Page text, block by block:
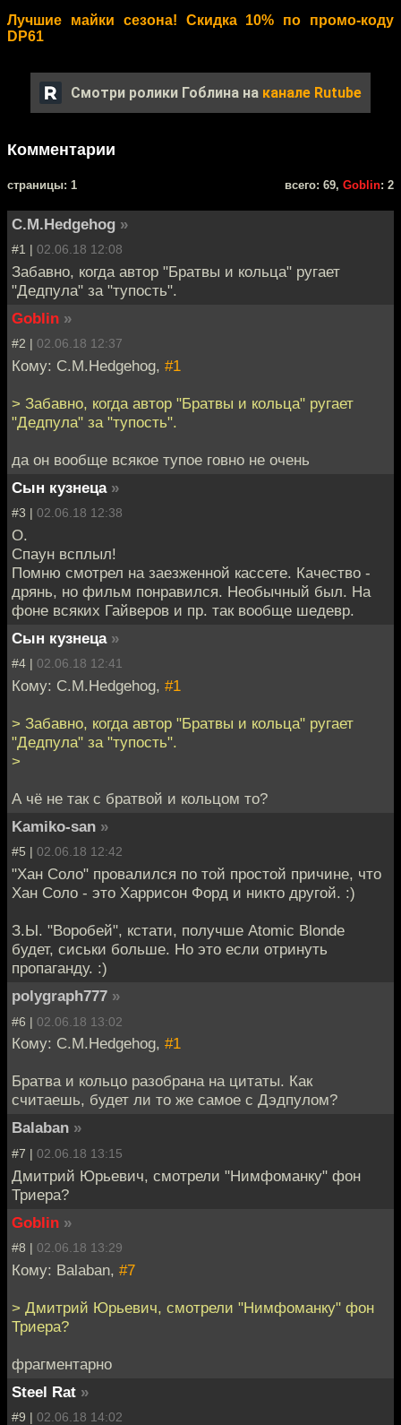
Лучшие майки сезона! Скидка 10% по промо-коду
DP61
Смотри ролики Гоблина на канале Rutube
Комментарии
cтраницы: 1 всего: 69, Goblin: 2
C.M.Hedgehog »
#1 | 02.06.18 12:08
Забавно, когда автор "Братвы и кольца" ругает
"Дедпула" за "тупость".
Goblin »
#2 | 02.06.18 12:37
Кому: C.M.Hedgehog, #1
> Забавно, когда автор "Братвы и кольца" ругает
"Дедпула" за "тупость".
да он вообще всякое тупое говно не очень
Сын кузнеца »
#3 | 02.06.18 12:38
О.
Спаун всплыл!
Помню смотрел на заезженной кассете. Качество -
дрянь, но фильм понравился. Необычный был. На
фоне всяких Гайверов и пр. так вообще шедевр.
Сын кузнеца »
#4 | 02.06.18 12:41
Кому: C.M.Hedgehog, #1
> Забавно, когда автор "Братвы и кольца" ругает
"Дедпула" за "тупость".
>
А чё не так с братвой и кольцом то?
Kamiko-san »
#5 | 02.06.18 12:42
"Хан Соло" провалился по той простой причине, что
Хан Соло - это Харрисон Форд и никто другой. :)
З.Ы. "Воробей", кстати, получше Atomic Blonde
будет, сиськи больше. Но это если отринуть
пропаганду. :)
polygraph777 »
#6 | 02.06.18 13:02
Кому: C.M.Hedgehog, #1
Братва и кольцо разобрана на цитаты. Как
считаешь, будет ли то же самое с Дэдпулом?
Balaban »
#7 | 02.06.18 13:15
Дмитрий Юрьевич, смотрели "Нимфоманку" фон
Триера?
Goblin »
#8 | 02.06.18 13:29
Кому: Balaban, #7
> Дмитрий Юрьевич, смотрели "Нимфоманку" фон
Триера?
фрагментарно
Steel Rat »
#9 | 02.06.18 14:02